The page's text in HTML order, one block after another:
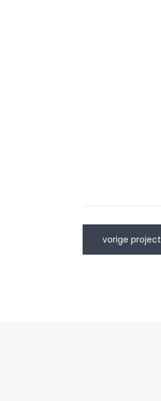
vorige project